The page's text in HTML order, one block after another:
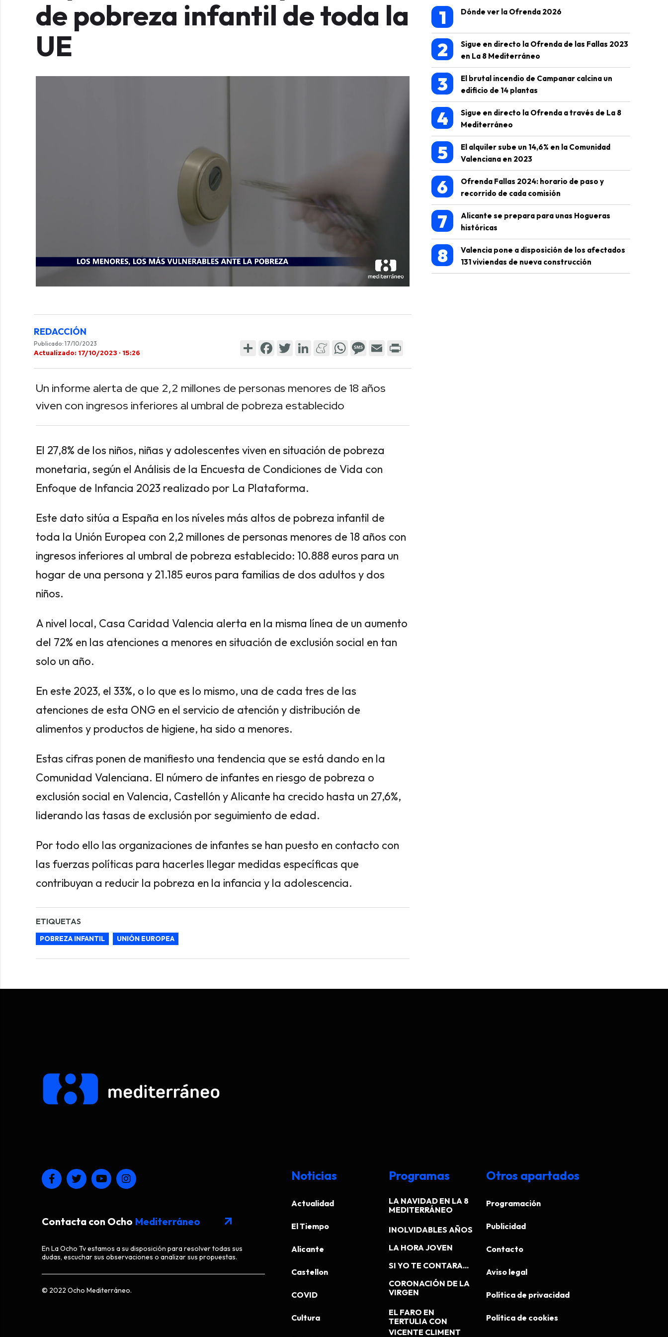
de pobreza infantil de toda la
UE
0
minute,
secondsVolume
0%
REDACCIÓN
Publicado: 17/10/2023
Actualizado: 17/10/2023 · 15:26
ShareFacebook
TwitterLinkedInMeneame
WhatsApp
Message
Email
Un informe alerta de que 2,2 millones de personas menores de 18 años
viven con ingresos inferiores al umbral de pobreza establecido
El 27,8% de los niños, niñas y adolescentes viven en situación de pobreza
monetaria, según el Análisis de la Encuesta de Condiciones de Vida con
Enfoque de Infancia 2023 realizado por La Plataforma.
Este dato sitúa a España en los níveles más altos de pobreza infantil de
toda la Unión Europea con 2,2 millones de personas menores de 18 años con
ingresos inferiores al umbral de pobreza establecido: 10.888 euros para un
hogar de una persona y 21.185 euros para familias de dos adultos y dos
niños.
A nivel local, Casa Caridad Valencia alerta en la misma línea de un aumento
del 72% en las atenciones a menores en situación de exclusión social en tan
solo un año.
En este 2023, el 33%, o lo que es lo mismo, una de cada tres de las
atenciones de esta ONG en el servicio de atención y distribución de
alimentos y productos de higiene, ha sido a menores.
Estas cifras ponen de manifiesto una tendencia que se está dando en la
Comunidad Valenciana. El número de infantes en riesgo de pobreza o
exclusión social en Valencia, Castellón y Alicante ha crecido hasta un 27,6%,
liderando las tasas de exclusión por seguimiento de edad.
Por todo ello las organizaciones de infantes se han puesto en contacto con
las fuerzas políticas para hacerles llegar medidas específicas que
contribuyan a reducir la pobreza en la infancia y la adolescencia.
ETIQUETAS
POBREZA INFANTIL UNIÓN EUROPEA
1 Dónde ver la Ofrenda 2026
2
Sigue en directo la Ofrenda de las Fallas 2023
en La 8 Mediterráneo
3
El brutal incendio de Campanar calcina un
edificio de 14 plantas
4
Sigue en directo la Ofrenda a través de La 8
Mediterráneo
5
El alquiler sube un 14,6% en la Comunidad
Valenciana en 2023
6
Ofrenda Fallas 2024: horario de paso y
recorrido de cada comisión
7
Alicante se prepara para unas Hogueras
históricas
8
Valencia pone a disposición de los afectados
131 viviendas de nueva construcción
Contacta con Ocho Mediterráneo arrow_outward
En La Ocho Tv estamos a su disposición para resolver todas sus
dudas, escuchar sus observaciones o analizar sus propuestas.
© 2022 Ocho Mediterráneo.
Noticias
Actualidad
El Tiempo
Alicante
Castellon
COVID
Cultura
Programas
LA NAVIDAD EN LA 8
MEDITERRÁNEO
INOLVIDABLES AÑOS
LA HORA JOVEN
SI YO TE CONTARA...
CORONACIÓN DE LA
VIRGEN
EL FARO EN
TERTULIA CON
VICENTE CLIMENT
Otros apartados
Programación
Publicidad
Contacto
Aviso legal
Política de privacidad
Política de cookies